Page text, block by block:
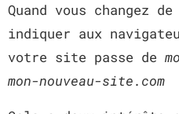
Quand vous changez
indiquer aux
votre site passe de
mon-nouveau-site.com